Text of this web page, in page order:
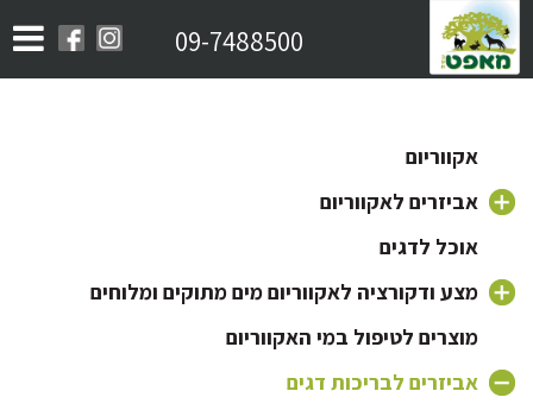
09-7488500
אקווריום
אביזרים לאקווריום
משאבה לאקווריום
פילטר לאקווריום
ראש כוח לאקווריום
תאורה לאקווריום
אוכל לדגים
מצע ודקורציה לאקווריום מים מתוקים ומלוחים
חצץ לאקווריום
צמחים לאקווריום
מוצרים לטיפול במי האקווריום
אביזרים לבריכות דגים